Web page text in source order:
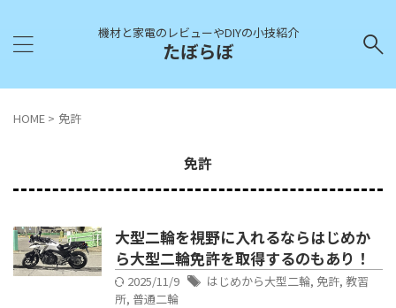
機材と家電のレビューやDIYの小技紹介
たぼらぼ
HOME > 免許
免許
大型二輪を視野に入れるならはじめか
ら大型二輪免許を取得するのもあり！
2025/11/9 はじめから大型二輪, 免許, 教習
所, 普通二輪